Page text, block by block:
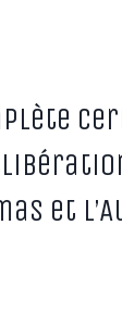
et